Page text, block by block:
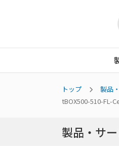
トップ 製品
tBOX500-510-FL-
製品・サ